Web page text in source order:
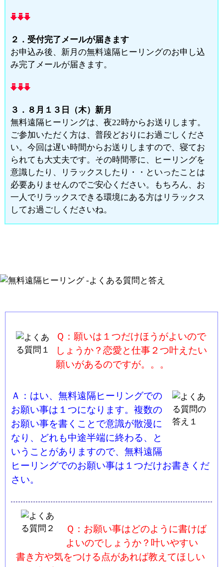
２．受付完了メールが届きます
お申込み後、新月の無料遠隔ヒーリングのお申し込
み完了メールが届きます。
３．８月１３日（木）新月
無料遠隔ヒーリングは、夜22時からお送りします。
ご参加いただく方は、普段どおりにお過ごしくださ
い。今回は遅い時間からお送りしますので、寝てお
られても大丈夫です。その時間帯に、ヒーリングを
意識したり、リラックスしたり・・といったことは
必要ありませんのでご安心ください。もちろん、お
一人でリラックスできる環境にある方はリラックス
してお過ごしくださいね。
Ｑ：願いは１つだけほうがよいので
しょうか？恋愛と仕事２つ叶えたい
願いがあるのですが。。。
Ａ：はい、無料遠隔ヒーリングでの
お願い事は１つになります。複数の
お願い事を書くことで意識が散漫に
なり、どれも中途半端に終わる、と
いうことがありますので、無料遠隔
ヒーリングでのお願い事は１つだけお書きくだ
さい。
Ｑ：お願い事はどのように書けば
よいのでしょうか？叶いやすい
書き方や気をつける点があれば教えてほしい